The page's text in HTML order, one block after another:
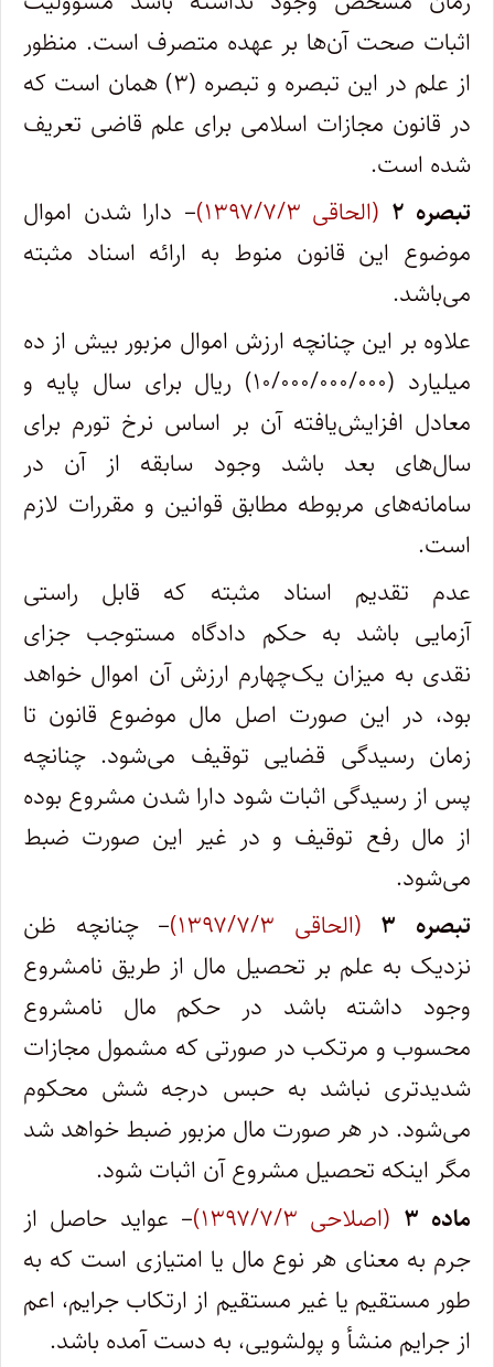
اثبات صحت آن‌ها بر عهده متصرف است. منظور
از علم در این تبصره و تبصره (۳) همان است که
در قانون مجازات اسلامی برای علم قاضی تعریف
شده است.
تبصره ۲
(الحاقی ۱۳۹۷/۷/۳)
– دارا شدن اموال
موضوع این قانون منوط به ارائه اسناد مثبته
می‌باشد.
علاوه بر این چنانچه ارزش اموال مزبور بیش از ده
میلیارد (۱۰/۰۰۰/۰۰۰/۰۰۰) ریال برای سال پایه و
معادل افزایش‌یافته آن بر اساس نرخ تورم برای
سال‌های بعد باشد وجود سابقه از آن در
سامانه‌های مربوطه مطابق قوانین و مقررات لازم
است.
عدم تقدیم اسناد مثبته که قابل راستی
آزمایی باشد به حکم دادگاه مستوجب جزای
نقدی به میزان یک‌چهارم ارزش آن اموال خواهد
بود، در این صورت اصل مال موضوع قانون تا
زمان رسیدگی قضایی توقیف می‌شود. چنانچه
پس از رسیدگی اثبات شود دارا شدن مشروع بوده
از مال رفع توقیف و در غیر این صورت ضبط
می‌شود.
تبصره ۳
(الحاقی ۱۳۹۷/۷/۳)
– چنانچه ظن
نزدیک به علم بر تحصیل مال از طریق نامشروع
وجود داشته باشد در حکم مال نامشروع
محسوب و مرتکب در صورتی که مشمول مجازات
شدیدتری نباشد به حبس درجه شش محکوم
می‌شود. در هر صورت مال مزبور ضبط خواهد شد
مگر اینکه تحصیل مشروع آن اثبات شود.
ماده ۳
(اصلاحی ۱۳۹۷/۷/۳)
– عواید حاصل از
جرم به معنای هر نوع مال یا امتیازی است که به
طور مستقیم یا غیر مستقیم از ارتکاب جرایم، اعم
از جرایم منشأ و پولشویی، به دست آمده باشد.